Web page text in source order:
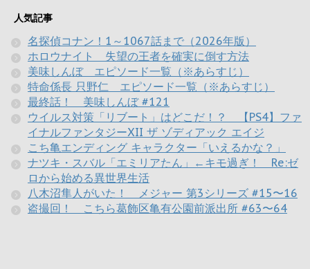
人気記事
名探偵コナン！1～1067話まで（2026年版）
ホロウナイト 失望の王者を確実に倒す方法
美味しんぼ エピソード一覧（※あらすじ）
特命係長 只野仁 エピソード一覧（※あらすじ）
最終話！ 美味しんぼ #121
ウイルス対策「リブート」はどこだ！？ 【PS4】ファ
イナルファンタジーXII ザ ゾディアック エイジ
こち亀エンディング キャラクター「いえるかな？」
ナツキ・スバル「エミリアたん」←キモ過ぎ！ Re:ゼ
ロから始める異世界生活
八木沼隼人がいた！ メジャー 第3シリーズ #15〜16
盗撮回！ こちら葛飾区亀有公園前派出所 #63〜64